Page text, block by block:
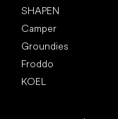
SHAPEN
Camper
Groundies
Froddo
KOEL